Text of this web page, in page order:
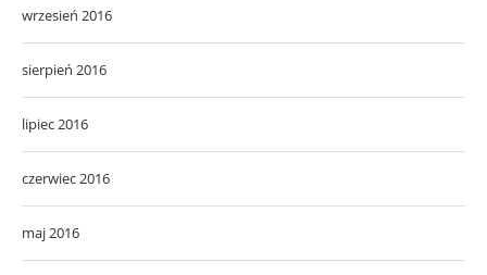
wrzesień 2016
sierpień 2016
lipiec 2016
czerwiec 2016
maj 2016